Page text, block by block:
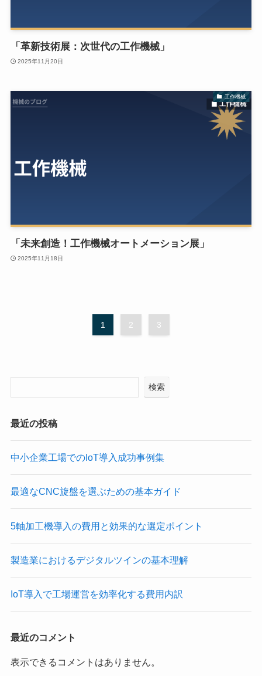
「革新技術展：次世代の工作機械」
2025年11月20日
工作機械
「未来創造！工作機械オートメーション展」
2025年11月18日
1 2 3
検索
最近の投稿
中小企業工場でのIoT導入成功事例集
最適なCNC旋盤を選ぶための基本ガイド
5軸加工機導入の費用と効果的な選定ポイント
製造業におけるデジタルツインの基本理解
IoT導入で工場運営を効率化する費用内訳
最近のコメント
表示できるコメントはありません。